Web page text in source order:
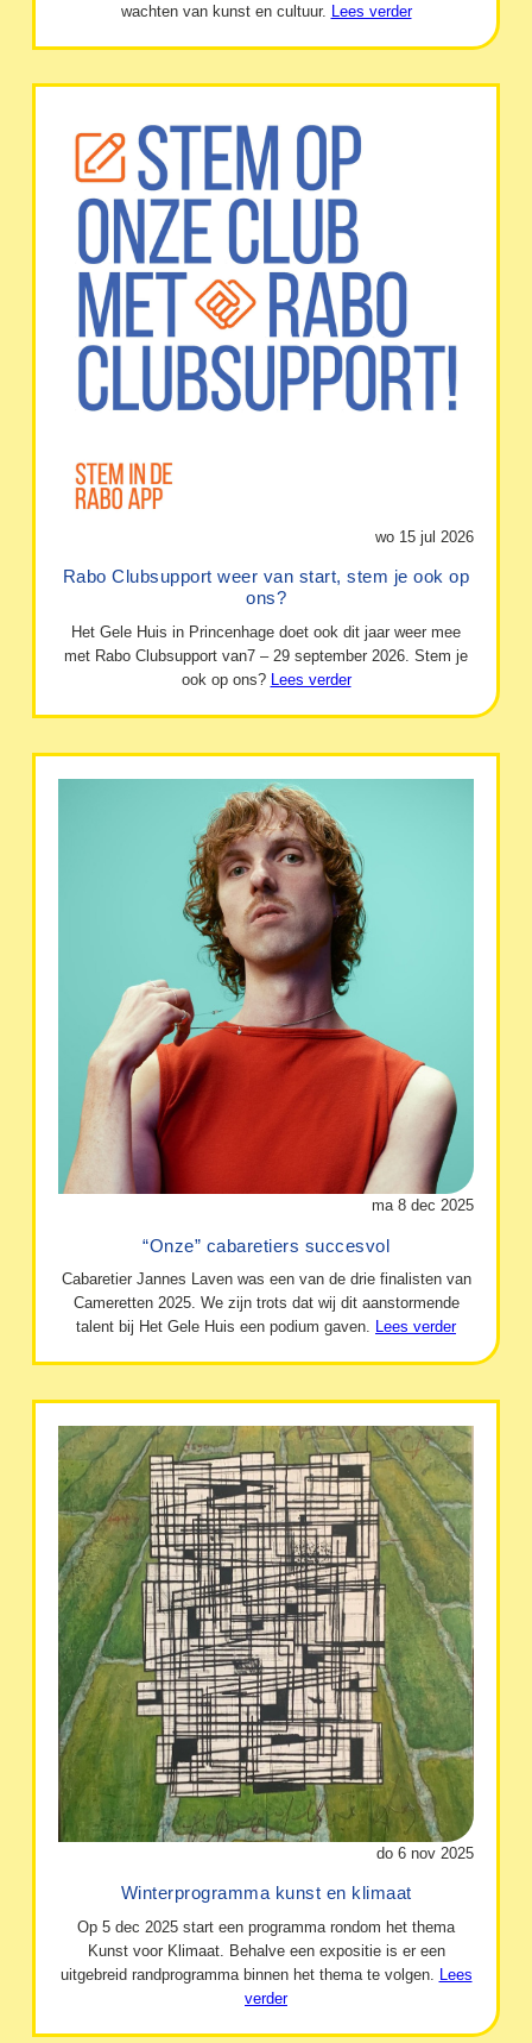
wachten van kunst en cultuur. Lees verder
wo 15 jul 2026
Rabo Clubsupport weer van start, stem je ook op
ons?
Het Gele Huis in Princenhage doet ook dit jaar weer mee
met Rabo Clubsupport van7 – 29 september 2026. Stem je
ook op ons? Lees verder
ma 8 dec 2025
“Onze” cabaretiers succesvol
Cabaretier Jannes Laven was een van de drie finalisten van
Cameretten 2025. We zijn trots dat wij dit aanstormende
talent bij Het Gele Huis een podium gaven. Lees verder
do 6 nov 2025
Winterprogramma kunst en klimaat
Op 5 dec 2025 start een programma rondom het thema
Kunst voor Klimaat. Behalve een expositie is er een
uitgebreid randprogramma binnen het thema te volgen.
Lees
verder